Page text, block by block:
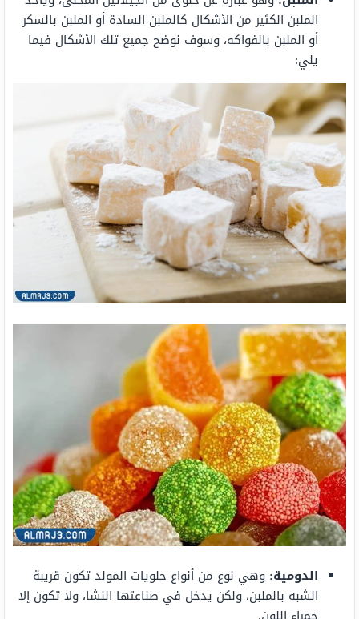
الملبن الكثير من الأشكال كالملبن السادة أو الملبن بالسكر
أو الملبن بالفواكه، وسوف نوضح جميع تلك الأشكال فيما
يلي:
الدومية: وهي نوع من أنواع حلويات المولد تكون قريبة
الشبه بالملبن، ولكن يدخل في صناعتها النشا، ولا تكون إلا